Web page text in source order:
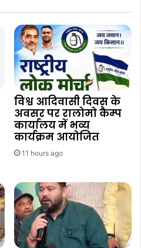
विश्व आदिवासी दिवस के
अवसर पर रालोमो कैम्प
कार्यालय में भव्य
कार्यक्रम आयोजित
11 hours ago